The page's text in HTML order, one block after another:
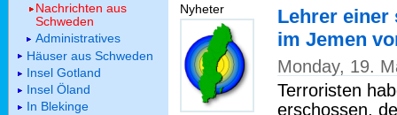
Nyheter
Lehrer einer
im Jemen
Monday, 19.
Terroristen
erschossen,
Nachrichten aus
Schweden
Administratives
Häuser aus Schweden
Insel Gotland
Insel Öland
In Blekinge